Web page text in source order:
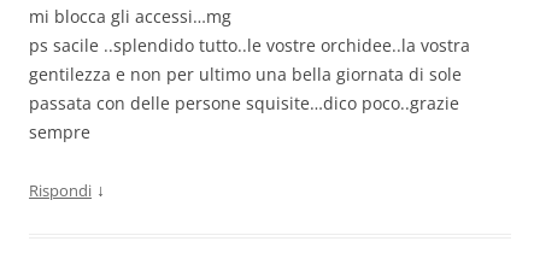
mi blocca gli accessi…mg
ps sacile ..splendido tutto..le vostre orchidee..la vostra
gentilezza e non per ultimo una bella giornata di sole
passata con delle persone squisite…dico poco..grazie
sempre
Rispondi ↓